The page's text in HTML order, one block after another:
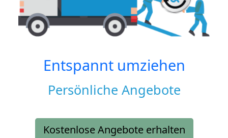
Entspannt umziehen
Persönliche Angebote
Kostenlose Angebote erhalten